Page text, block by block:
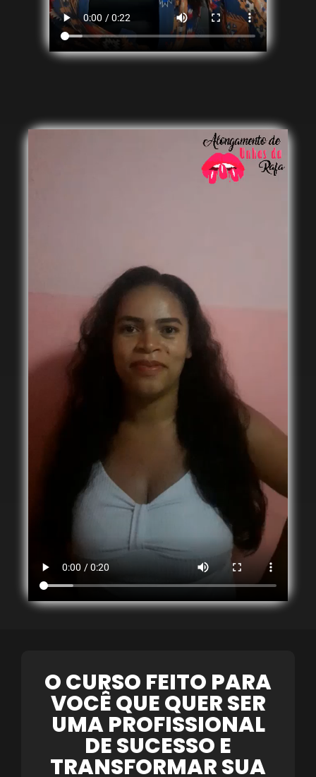
O CURSO FEITO PARA
VOCÊ QUE QUER SER
UMA PROFISSIONAL
DE SUCESSO E
TRANSFORMAR SUA